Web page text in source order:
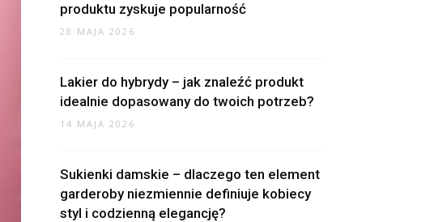
produktu zyskuje popularność
28 MAJA 2026
Lakier do hybrydy – jak znaleźć produkt
idealnie dopasowany do twoich potrzeb?
14 MAJA 2026
Sukienki damskie – dlaczego ten element
garderoby niezmiennie definiuje kobiecy
styl i codzienną elegancję?